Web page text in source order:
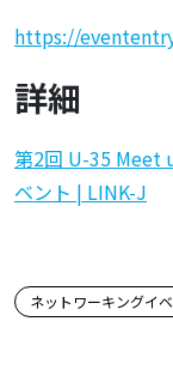
https://
詳細
第2回 U-35 Meet
ベント | LINK-J
この記事
ネットワーキングイ